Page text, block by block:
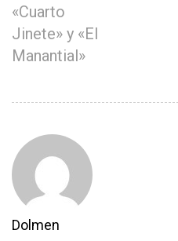
«Cuarto
Jinete» y «El
Manantial»
Dolmen